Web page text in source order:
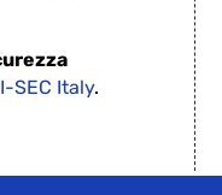
I-SEC Italy.